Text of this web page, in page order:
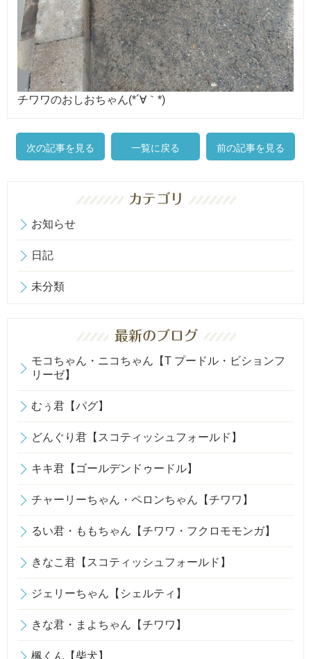
チワワのおしおちゃん(*´∀｀*)
次の記事を見る 一覧に戻る 前の記事を見る
お知らせ
日記
未分類
モコちゃん・ニコちゃん【T プードル・ビションフ
リーゼ】
むぅ君【パグ】
どんぐり君【スコティッシュフォールド】
キキ君【ゴールデンドゥードル】
チャーリーちゃん・ペロンちゃん【チワワ】
るい君・ももちゃん【チワワ・フクロモモンガ】
きなこ君【スコティッシュフォールド】
ジェリーちゃん【シェルティ】
きな君・まよちゃん【チワワ】
楓くん【柴犬】